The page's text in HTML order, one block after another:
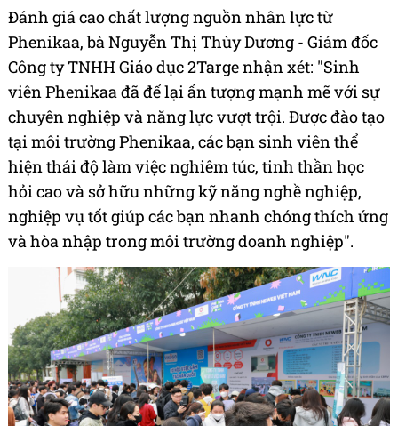
Đánh giá cao chất lượng nguồn nhân lực từ
Phenikaa, bà Nguyễn Thị Thùy Dương - Giám đốc
Công ty TNHH Giáo dục 2Targe nhận xét: "Sinh
viên Phenikaa đã để lại ấn tượng mạnh mẽ với sự
chuyên nghiệp và năng lực vượt trội. Được đào tạo
tại môi trường Phenikaa, các bạn sinh viên thể
hiện thái độ làm việc nghiêm túc, tinh thần học
hỏi cao và sở hữu những kỹ năng nghề nghiệp,
nghiệp vụ tốt giúp các bạn nhanh chóng thích ứng
và hòa nhập trong môi trường doanh nghiệp".